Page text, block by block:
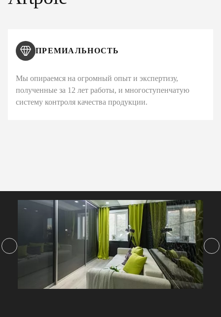
ПРЕМИАЛЬНОСТЬ
Мы опираемся на огромный опыт и экспертизу,
полученные за 12 лет работы, и многоступенчатую
систему контроля качества продукции.